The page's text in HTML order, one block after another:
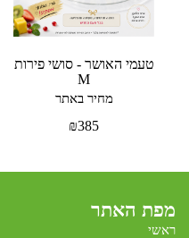
טעמי האושר - סושי פירות
M
מחיר באתר
₪385
מפת האתר
ראשי